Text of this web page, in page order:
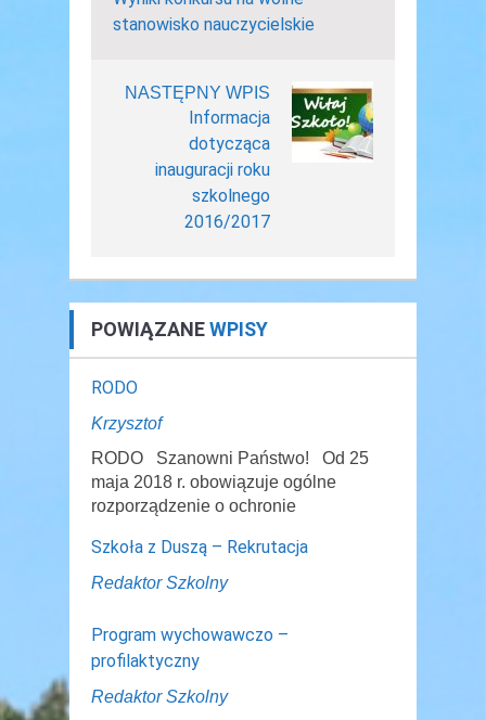
stanowisko nauczycielskie
NASTĘPNY WPIS
Informacja
dotycząca
inauguracji roku
szkolnego
2016/2017
POWIĄZANEWPISY
RODO
Krzysztof
RODO Szanowni Państwo! Od 25
maja 2018 r. obowiązuje ogólne
rozporządzenie o ochronie
Szkoła z Duszą – Rekrutacja
Redaktor Szkolny
Program wychowawczo –
profilaktyczny
Redaktor Szkolny